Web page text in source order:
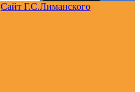
Сайт Г.С.Лиманского